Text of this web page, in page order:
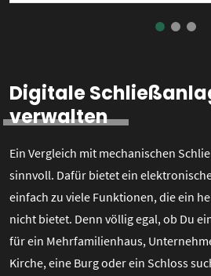
Digitale
verwalten
Ein Vergleich mit mechanischen
sinnvoll. Dafür bietet ein
einfach zu viele Funktionen, die ein
nicht bietet. Denn völlig egal, ob Du
für ein Mehrfamilienhaus,
Kirche, eine Burg oder ein Schloss